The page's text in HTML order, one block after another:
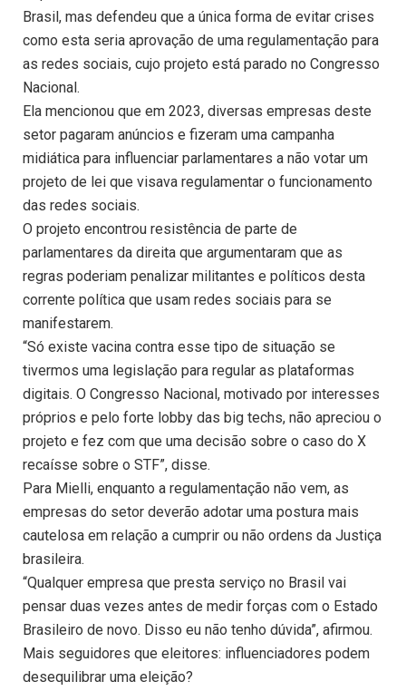
Brasil, mas defendeu que a única forma de evitar crises
como esta seria aprovação de uma regulamentação para
as redes sociais, cujo projeto está parado no Congresso
Nacional.
Ela mencionou que em 2023, diversas empresas deste
setor pagaram anúncios e fizeram uma campanha
midiática para influenciar parlamentares a não votar um
projeto de lei que visava regulamentar o funcionamento
das redes sociais.
O projeto encontrou resistência de parte de
parlamentares da direita que argumentaram que as
regras poderiam penalizar militantes e políticos desta
corrente política que usam redes sociais para se
manifestarem.
“Só existe vacina contra esse tipo de situação se
tivermos uma legislação para regular as plataformas
digitais. O Congresso Nacional, motivado por interesses
próprios e pelo forte lobby das big techs, não apreciou o
projeto e fez com que uma decisão sobre o caso do X
recaísse sobre o STF”, disse.
Para Mielli, enquanto a regulamentação não vem, as
empresas do setor deverão adotar uma postura mais
cautelosa em relação a cumprir ou não ordens da Justiça
brasileira.
“Qualquer empresa que presta serviço no Brasil vai
pensar duas vezes antes de medir forças com o Estado
Brasileiro de novo. Disso eu não tenho dúvida”, afirmou.
Mais seguidores que eleitores: influenciadores podem
desequilibrar uma eleição?